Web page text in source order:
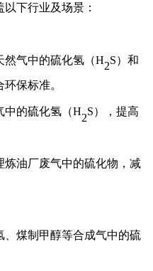
下行业及场景：
然气中的硫化氢（H
2
S）和
保标准。
中的硫化氢（H
2
S），提高
炼油厂废气中的硫化物，减
、煤制甲醇等合成气中的硫